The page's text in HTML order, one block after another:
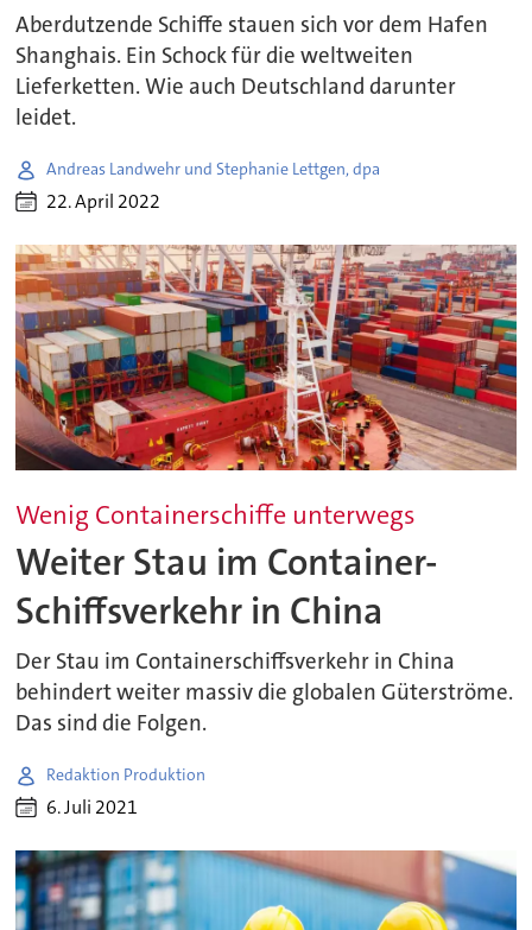
Aberdutzende Schiffe stauen sich vor dem Hafen
Shanghais. Ein Schock für die weltweiten
Lieferketten. Wie auch Deutschland darunter
leidet.
Andreas Landwehr und Stephanie Lettgen, dpa
22. April 2022
Wenig Containerschiffe unterwegs
Weiter Stau im Container-
Schiffsverkehr in China
Der Stau im Containerschiffsverkehr in China
behindert weiter massiv die globalen Güterströme.
Das sind die Folgen.
Redaktion Produktion
6. Juli 2021